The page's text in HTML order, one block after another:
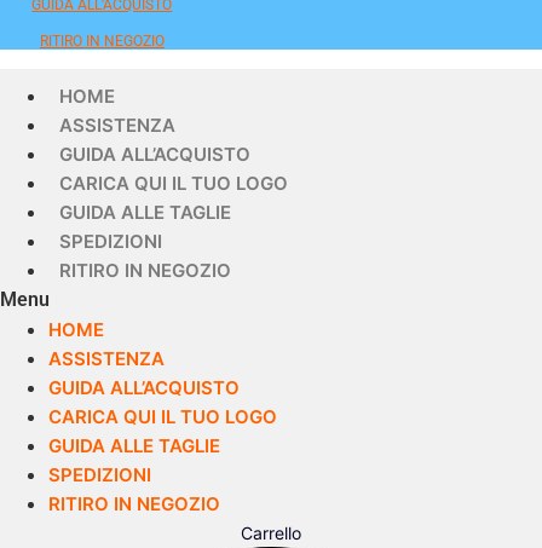
GUIDA ALL'ACQUISTO
RITIRO IN NEGOZIO
HOME
ASSISTENZA
GUIDA ALL’ACQUISTO
CARICA QUI IL TUO LOGO
GUIDA ALLE TAGLIE
SPEDIZIONI
RITIRO IN NEGOZIO
Menu
HOME
ASSISTENZA
GUIDA ALL’ACQUISTO
CARICA QUI IL TUO LOGO
GUIDA ALLE TAGLIE
SPEDIZIONI
RITIRO IN NEGOZIO
Carrello